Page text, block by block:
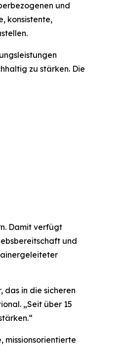
und
konsistente,
zu stärken. Die
Damit verfügt
und
das in die sicheren
„Seit über 15
missionsorientierte